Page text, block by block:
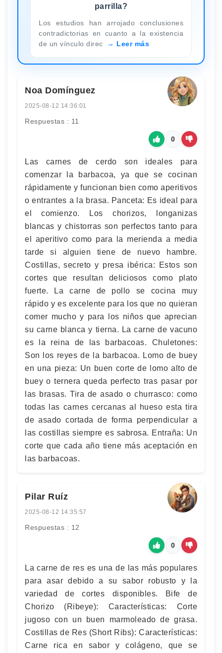
parrilla?
Los estudios han arrojado conclusiones
contradictorias en cuanto a la existencia
de un vínculo direc
Leer más
Noa Domínguez
2025-08-12 14:36:01
Respuestas : 11
0
Las carnes de cerdo son ideales para
comenzar la barbacoa, ya que se cocinan
rápidamente y funcionan bien como aperitivos
o entrantes a la brasa. Panceta: Es ideal para
el comienzo. Los chorizos, longanizas
blancas y chistorras son perfectos tanto para
el aperitivo como para la merienda a media
tarde si alguien tiene de nuevo hambre.
Costillas, secreto y presa ibérica: Estos son
cortes que resultan deliciosos como plato
fuerte. La carne de pollo se cocina muy
rápido y es excelente para los que no quieran
comer mucho y para los niños que aprecian
su carne blanca y tierna. La carne de vacuno
es la reina de las barbacoas. Chuletones:
Son los reyes de la barbacoa. Lomo de buey
en una pieza: Un buen corte de lomo alto de
buey o ternera queda perfecto tras pasar por
las brasas. Tira de asado o churrasco: como
todas las carnes cercanas al hueso esta tira
de asado cortada de forma perpendicular a
las costillas siempre es sabrosa. Entraña: Un
corte que cada año tiene más aceptación en
las barbacoas.
Pilar Ruíz
2025-08-12 14:35:57
Respuestas : 12
0
La carne de res es una de las más populares
para asar debido a su sabor robusto y la
variedad de cortes disponibles. Bife de
Chorizo (Ribeye): Características: Corte
jugoso con un buen marmoleado de grasa.
Costillas de Res (Short Ribs): Características:
Carne rica en sabor y colágeno, que se